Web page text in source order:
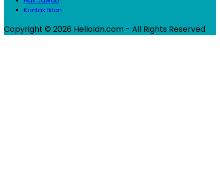
Kontak Iklan
Copyright © 2026 HelloIdn.com - All Rights Reserved